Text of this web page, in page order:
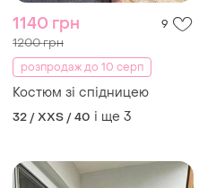
1140 грн 9
1200 грн
розпродаж до 10 серп
Костюм зі спідницею
32 / XXS / 40 і ще 3